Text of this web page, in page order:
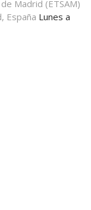
Madrid (ETSAM)
España Lunes a